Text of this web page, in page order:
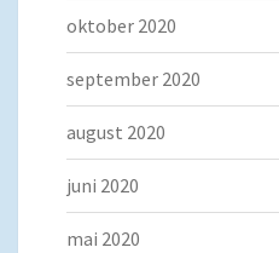
oktober 2020
september 2020
august 2020
juni 2020
mai 2020